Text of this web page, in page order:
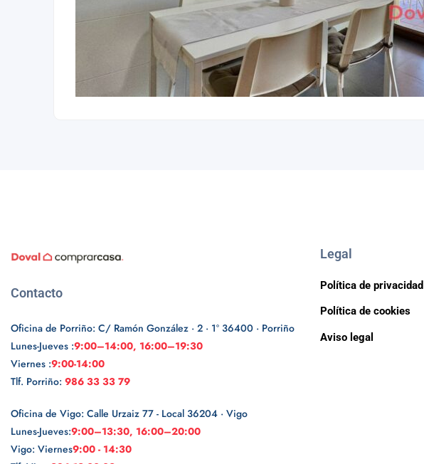
Contacto
Oficina de Porriño: C/ Ramón González · 2 · 1º 36400 · Porriño
Lunes-Jueves :9:00–14:00, 16:00–19:30
Viernes :9:00-14:00
Tlf. Porriño: 986 33 33 79
Oficina de Vigo: Calle Urzaiz 77 - Local 36204 · Vigo
Lunes-Jueves:9:00–13:30, 16:00–20:00
Vigo: Viernes9:00 - 14:30
Legal
Política de privacidad
Política de cookies
Aviso legal